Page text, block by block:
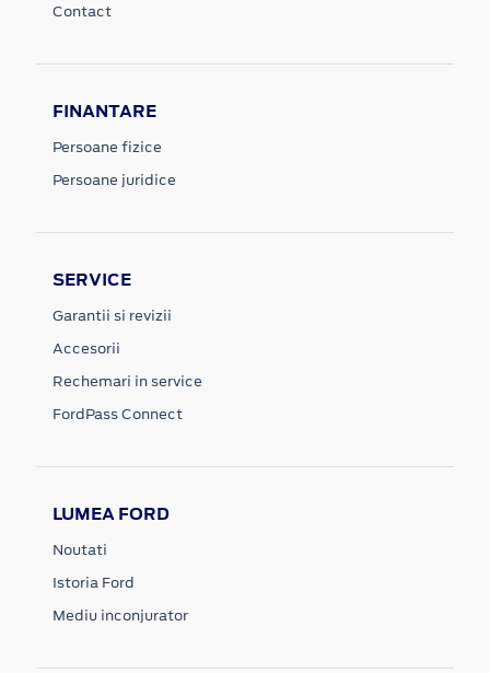
Contact
FINANTARE
Persoane fizice
Persoane juridice
SERVICE
Garantii si revizii
Accesorii
Rechemari in service
FordPass Connect
LUMEA FORD
Noutati
Istoria Ford
Mediu inconjurator